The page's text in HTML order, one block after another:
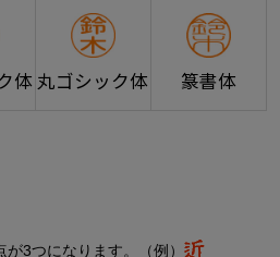
体 丸ゴシック体 篆書体
3つになります。（例）